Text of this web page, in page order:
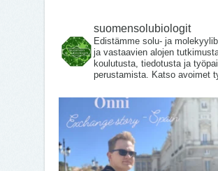
suomensolubiologit
Edistämme solu- ja
ja vastaavien alojen
koulutusta, tiedotusta ja
perustamista. Katso avoimet